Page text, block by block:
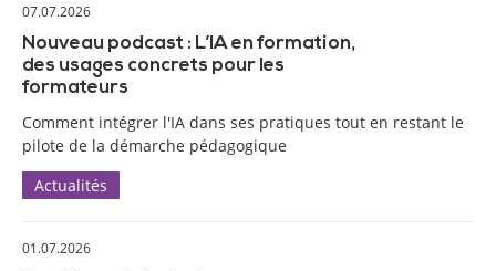
07.07.2026
Nouveau podcast : L’IA en formation,
des usages concrets pour les
formateurs
Comment intégrer l'IA dans ses pratiques tout en restant le
pilote de la démarche pédagogique
Actualités
01.07.2026